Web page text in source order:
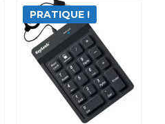
PRATIQUE !